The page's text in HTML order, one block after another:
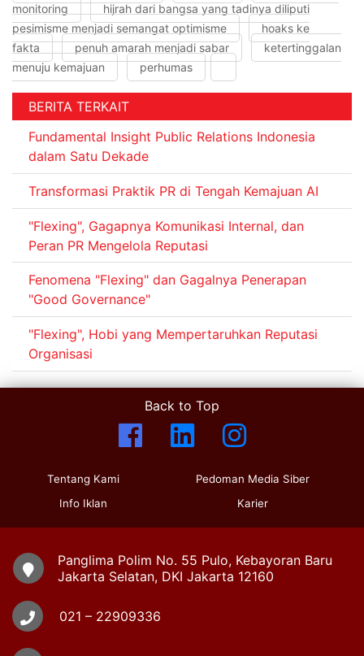
monitoring
hijrah dari bangsa yang tadinya diliputi
pesimisme menjadi semangat optimisme
hoaks ke
fakta
penuh amarah menjadi sabar
ketertinggalan
menuju kemajuan
perhumas
BERITA TERKAIT
Fundamental Insight Public Relations Indonesia
dalam Satu Dekade
Transformasi Praktik PR di Tengah Kemajuan AI
"Flexing", Gagapnya Komunikasi Internal, dan
Peran PR Mengelola Reputasi
Fenomena "Flexing" dan Gagalnya Penerapan
"Good Governance"
"Flexing", Hobi yang Mempertaruhkan Reputasi
Organisasi
Back to Top
Tentang Kami
Info Iklan
Pedoman Media Siber
Karier
Panglima Polim No. 55 Pulo, Kebayoran Baru
Jakarta Selatan, DKI Jakarta 12160
021 – 22909336